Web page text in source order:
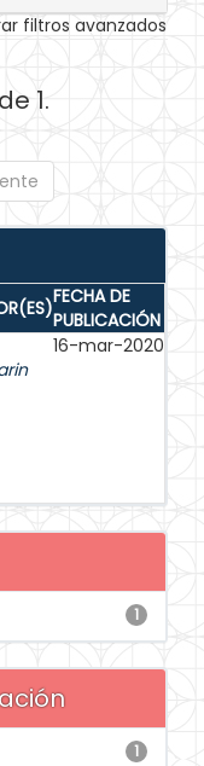
filtros avanzados
1.
FECHA DE
PUBLICACIÓN
16-mar-2020
1
1